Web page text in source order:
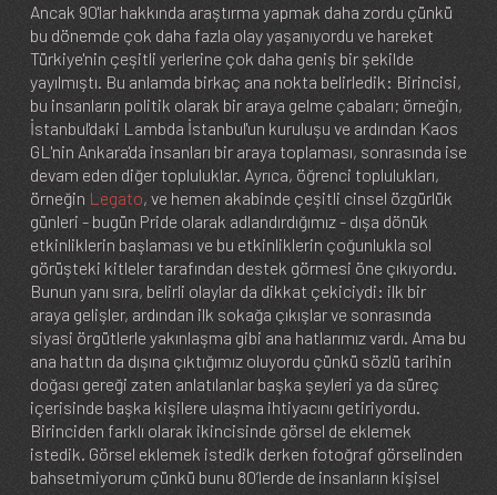
Ancak 90'lar hakkında araştırma yapmak daha zordu çünkü
bu dönemde çok daha fazla olay yaşanıyordu ve hareket
Türkiye'nin çeşitli yerlerine çok daha geniş bir şekilde
yayılmıştı. Bu anlamda birkaç ana nokta belirledik: Birincisi,
bu insanların politik olarak bir araya gelme çabaları; örneğin,
İstanbul'daki Lambda İstanbul'un kuruluşu ve ardından Kaos
GL'nin Ankara'da insanları bir araya toplaması, sonrasında ise
devam eden diğer topluluklar. Ayrıca, öğrenci toplulukları,
örneğin Legato, ve hemen akabinde çeşitli cinsel özgürlük
günleri - bugün Pride olarak adlandırdığımız - dışa dönük
etkinliklerin başlaması ve bu etkinliklerin çoğunlukla sol
görüşteki kitleler tarafından destek görmesi öne çıkıyordu.
Bunun yanı sıra, belirli olaylar da dikkat çekiciydi: ilk bir
araya gelişler, ardından ilk sokağa çıkışlar ve sonrasında
siyasi örgütlerle yakınlaşma gibi ana hatlarımız vardı. Ama bu
ana hattın da dışına çıktığımız oluyordu çünkü sözlü tarihin
doğası gereği zaten anlatılanlar başka şeyleri ya da süreç
içerisinde başka kişilere ulaşma ihtiyacını getiriyordu.
Birinciden farklı olarak ikincisinde görsel de eklemek
istedik. Görsel eklemek istedik derken fotoğraf görselinden
bahsetmiyorum çünkü bunu 80’lerde de insanların kişisel